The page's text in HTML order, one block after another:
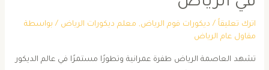
اترك تعليقاً / ديكورات فوم الرياض, معلم ديكورات الرياض / بواسطة
مقاول عام الرياض
تشهد العاصمة الرياض طفرة عمرانية وتطورًا مستمرًا في عالم الديكور